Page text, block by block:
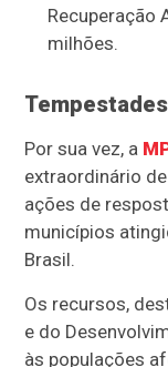
Recuperação
milhões.
Por sua vez, a
extraordinário
ações de
municípios
Brasil.
Os recursos,
e do
às populações